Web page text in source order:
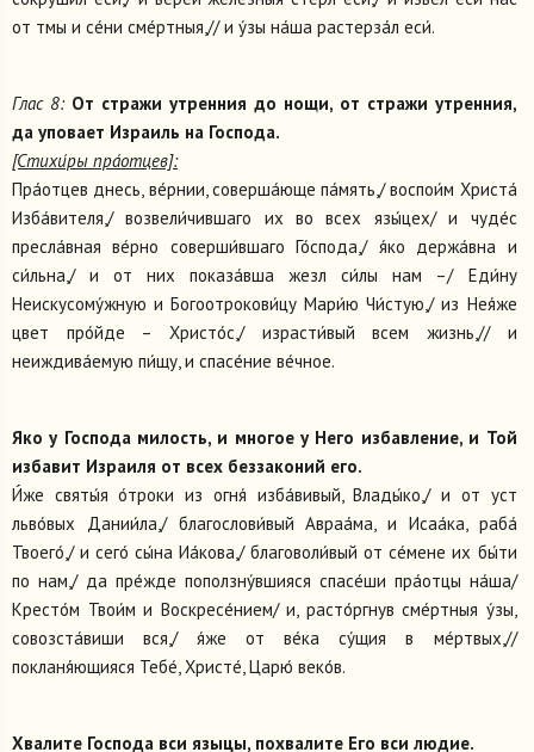
от тмы и се́ни сме́ртныя,// и у́зы на́ша растерза́л еси́.
Глас 8: От стражи утренния до нощи, от стражи утренния,
да уповает Израиль на Господа.
[Стихи́ры пра́отцев]:
Пра́отцев днесь, ве́рнии, соверша́юще па́мять,/ воспои́м Христа́
Изба́вителя,/ возвели́чившаго их во всех язы́цех/ и чуде́с
пресла́вная ве́рно соверши́вшаго Го́спода,/ я́ко держа́вна и
си́льна,/ и от них показа́вша жезл си́лы нам –/ Еди́ну
Неискусому́жную и Богоотрокови́цу Мари́ю Чи́стую,/ из Нея́же
цвет про́йде – Христо́с,/ израсти́вый всем жизнь,// и
неиждива́емую пи́щу, и спасе́ние ве́чное.
Яко у Господа милость, и многое у Него избавление, и Той
избавит Израиля от всех беззаконий eго.
И́же святы́я о́троки из огня́ изба́вивый, Влады́ко,/ и от уст
льво́вых Дании́ла,/ благослови́вый Авраа́ма, и Исаа́ка, раба́
Твоего́,/ и сего́ сы́на Иа́кова,/ благоволи́вый от се́мене их бы́ти
по нам,/ да пре́жде поползну́вшияся спасе́ши пра́отцы на́ша/
Кресто́м Твои́м и Воскресе́нием/ и, расто́ргнув сме́ртныя у́зы,
совозста́виши вся,/ я́же от ве́ка су́щия в ме́ртвых,//
покланя́ющияся Тебе́, Христе́, Царю́ веко́в.
Хвалите Господа вси языцы, похвалите Его вси людие.